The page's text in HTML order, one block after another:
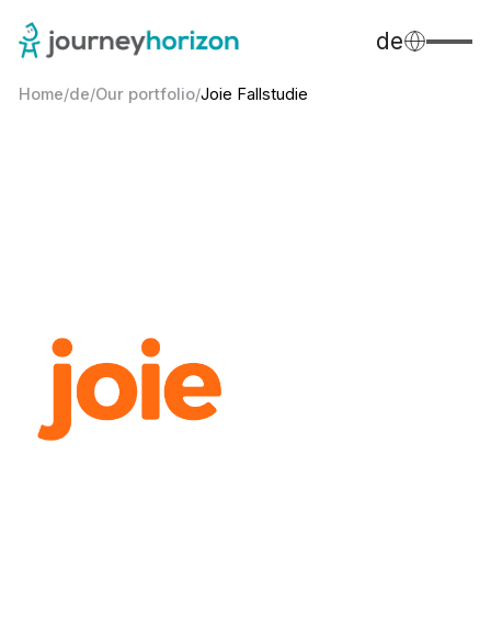
de
Home/de/Our portfolio/Joie Fallstudie